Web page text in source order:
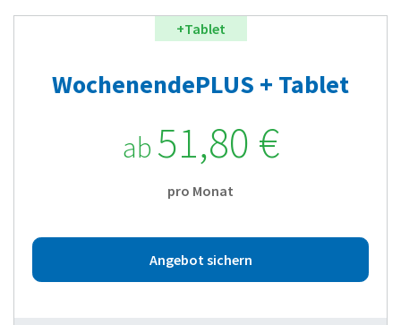
+Tablet
WochenendePLUS + Tablet
ab 51,80 €
pro Monat
Angebot sichern